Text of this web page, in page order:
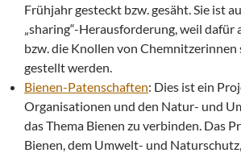
Frühjahr gesteckt bzw. gesäht. Sie ist
„sharing“-Herausforderung, weil dafür
bzw. die Knollen von
gestellt werden.
Bienen-Patenschaften: Dies ist ein
Organisationen und den Natur- und
das Thema Bienen zu verbinden. Das
Bienen, dem Umwelt- und